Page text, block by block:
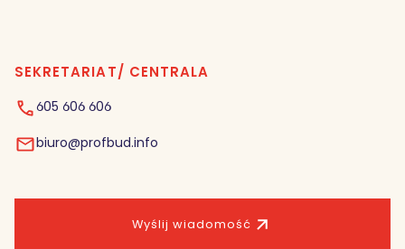
Wyślij wiadomość
SEKRETARIAT/ CENTRALA
605 606 606
biuro@profbud.info